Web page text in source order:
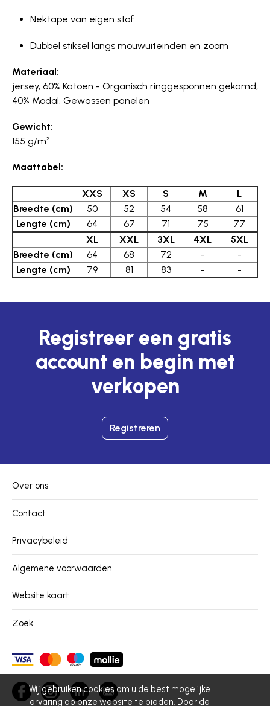
Nektape van eigen stof
Dubbel stiksel langs mouwuiteinden en zoom
Materiaal:
jersey, 60% Katoen - Organisch ringgesponnen gekamd,
40% Modal, Gewassen panelen
Gewicht:
155 g/m²
Maattabel:
XXS XS S M
L
Breedte (cm)
50 52 54 58
61
Lengte (cm)
64 67 71 75
77
XL
XXL 3XL 4XL
5XL
Breedte (cm)
64 68 72 -
-
Lengte (cm)
79 81 83 - -
Registreer een gratis
account en begin met
verkopen
Registreren
Over ons
Contact
Privacybeleid
Algemene voorwaarden
Website kaart
Zoek
Wij gebruiken cookies om u de best mogelijke
ervaring op onze website te bieden. Door de